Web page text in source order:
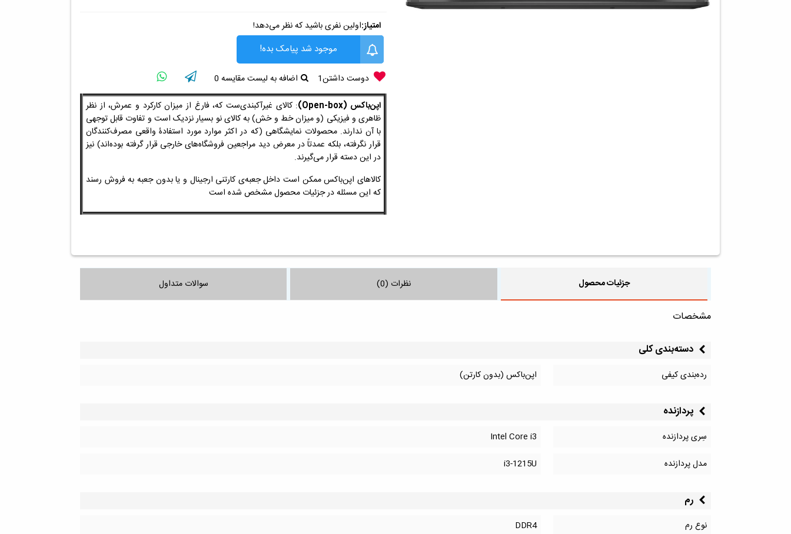
امتیاز:اولین نفری باشید که نظر می‌دهد!
موجود شد پیامک بده!
دوست داشتن1 اضافه به لیست مقایسه 0
اپن‌باکس (Open-box)
: کالای غیرآکبندی‌ست که، فارغ از میزان کارکرد و عمرش، از نظر
ظاهری و فیزیکی (و میزان خط و خش)به کالای نو بسیار نزدیک است و تفاوت قابل توجهی
با آن ندارند. محصولات نمایشگاهی (که در اکثر مواردمورد استفادۀ واقعی مصرف‌کنندگان
قرار نگرفته، بلکه عمدتاً در معرض دید مراجعین فروشگاه‌های خارجی قرار گرفته بوده‌اند) نیز
در این دسته قرار می‌گیرند.
کالاهای اپن‌باکس ممکن است داخل جعبه‌ی کارتنی ارجینال و یا بدون جعبه به فروش رسند
که این مسئله در جزئیات محصول مشخص شده است
جزئیات محصول نظرات (0) سوالات متداول
مشخصات
دسته‌بندی کلی
رده‌بندی کیفی اپن‌باکس (بدون کارتن)
پردازنده
سِری پردازنده
Intel Core i3
مدل پردازنده
i3-1215U
رم
نوع رم
DDR4